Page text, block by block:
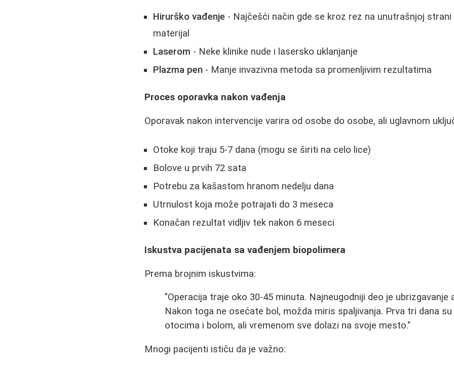
Hirurško vađenje - Najčešći način gde se kroz rez na unutrašnjoj strani
materijal
Laserom - Neke klinike nude i lasersko uklanjanje
Plazma pen - Manje invazivna metoda sa promenljivim rezultatima
Proces oporavka nakon vađenja
Oporavak nakon intervencije varira od osobe do osobe, ali uglavnom
Otoke koji traju 5-7 dana (mogu se širiti na celo lice)
Bolove u prvih 72 sata
Potrebu za kašastom hranom nedelju dana
Utrnulost koja može potrajati do 3 meseca
Konačan rezultat vidljiv tek nakon 6 meseci
Iskustva pacijenata sa vađenjem biopolimera
Prema brojnim iskustvima:
"Operacija traje oko 30-45 minuta. Najneugodniji deo je ubrizgavanje
Nakon toga ne osećate bol, možda miris spaljivanja. Prva tri dana
otocima i bolom, ali vremenom sve dolazi na svoje mesto."
Mnogi pacijenti ističu da je važno: